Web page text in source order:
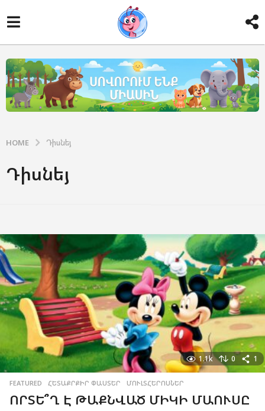
HOME Դիսնեյ
Դիսնեյ
1.1k 0 1
FEATURED ,ՀԵՏԱՔՐՔԻՐ ՓԱՍՏԵՐ ,ՄՈՒԼՏՀԵՐՈՍՆԵՐ
ՈՐՏԵ՞Ղ Է ԹԱՔՆՎԱԾ ՄԻԿԻ ՄԱՈՒՍԸ